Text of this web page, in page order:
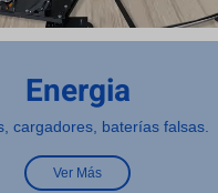
Energia
cargadores, baterías falsas.
Ver Más